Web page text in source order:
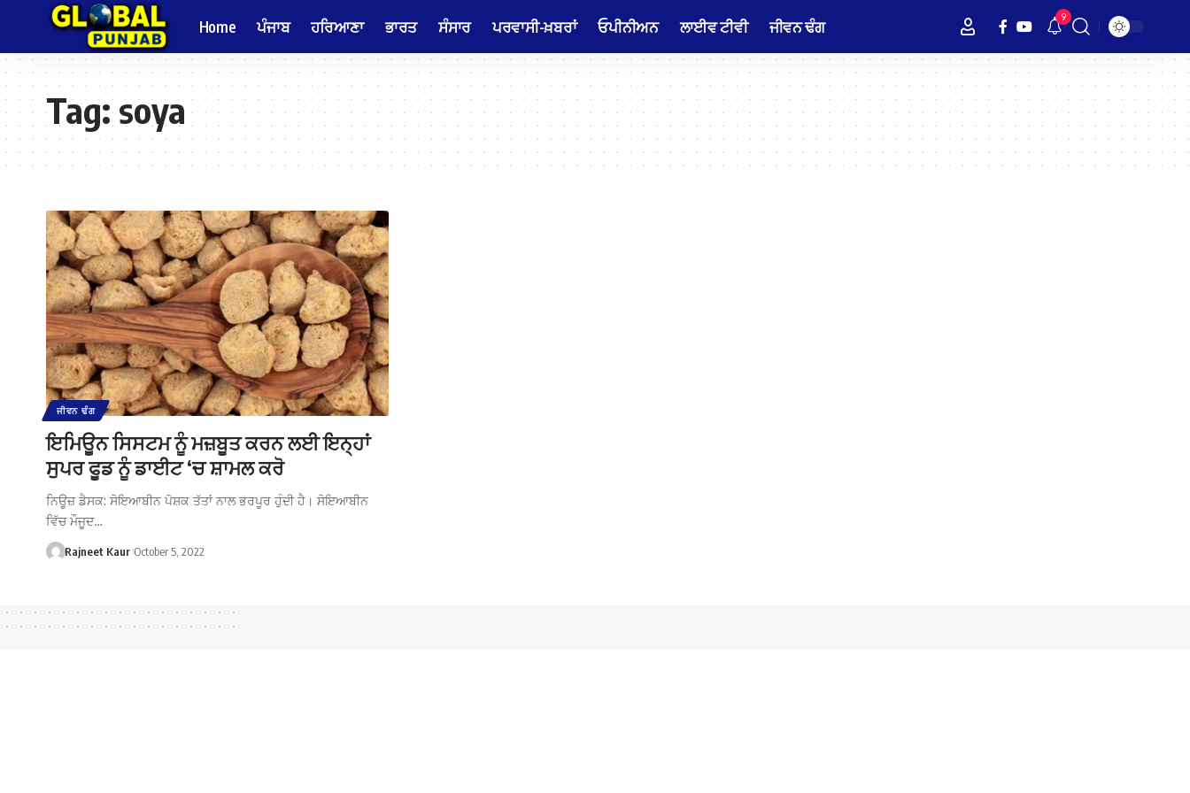
Home ਪੰਜਾਬ ਹਰਿਆਣਾ ਭਾਰਤ ਸੰਸਾਰ ਪਰਵਾਸੀ-ਖ਼ਬਰਾਂ ਓਪੀਨੀਅਨ ਲਾਈਵ ਟੀਵੀ ਜੀਵਨ ਢੰਗ 9
Tag:soya
ਜੀਵਨ ਢੰਗ
ਇਮਿਊਨ ਸਿਸਟਮ ਨੂੰ ਮਜ਼ਬੂਤ ​​ਕਰਨ ਲਈ ਇਨ੍ਹਾਂ
ਸੁਪਰ ਫੂਡ ਨੂੰ ਡਾਈਟ ‘ਚ ਸ਼ਾਮਲ ਕਰੋ
ਨਿਊਜ਼ ਡੈਸਕ: ਸੋਇਆਬੀਨ ਪੋਸ਼ਕ ਤੱਤਾਂ ਨਾਲ ਭਰਪੂਰ ਹੁੰਦੀ ਹੈ। ਸੋਇਆਬੀਨ
ਵਿੱਚ ਮੌਜੂਦ…
Rajneet Kaur October 5, 2022